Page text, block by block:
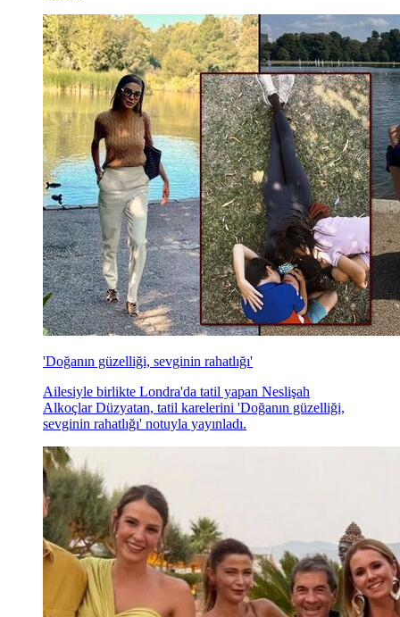
'Doğanın güzelliği, sevginin rahatlığı'
Ailesiyle birlikte Londra'da tatil yapan Neslişah
Alkoçlar Düzyatan, tatil karelerini 'Doğanın güzelliği,
sevginin rahatlığı' notuyla yayınladı.